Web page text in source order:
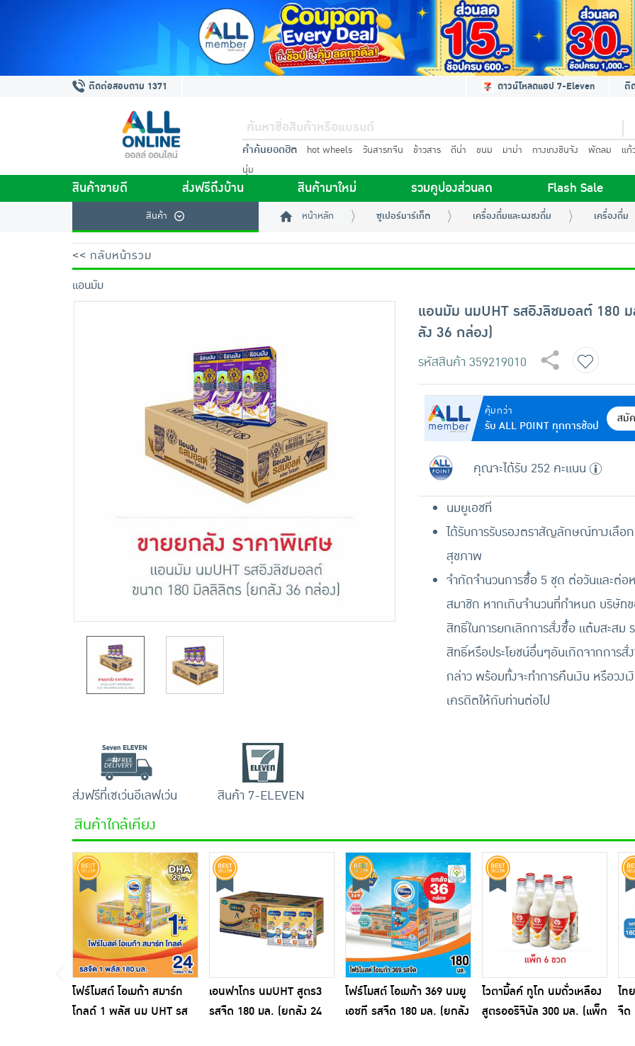
ติดต่อสอบถาม 1371 ดาวน์โหลดแอป 7-Eleven ติ
คำค้นยอดฮิต hot wheels วันสารทจีน ข้าวสาร ดีน่า ขนม มาม่า กางเกงชินจัง พัดลม แก้
นุ่ม
สินค้าขายดี ส่งฟรีถึงบ้าน สินค้ามาใหม่ รวมคูปองส่วนลด Flash Sale
สินค้า หน้าหลัก ซูเปอร์มาร์เก็ต เครื่องดื่มและผงชงดื่ม เครื่องดื่ม
<< กลับหน้ารวม
แอนมัม
แอนมัม นมUHT รสอิงลิชมอลต์ 180
ลัง 36 กล่อง)
รหัสสินค้า 359219010
คุ้มกว่า
รับ ALL POINT ทุกการช้อป
สมั
คุณจะได้รับ 252 คะแนน
นมยูเอชที
ได้รับการรับรองตราสัญลักษณ์ทางเลือ
สุขภาพ
จำกัดจำนวนการซื้อ 5 ชุด ต่อวันและต่อ
สมาชิก หากเกินจำนวนที่กำหนด บริษัท
สิทธิ์ในการยกเลิกการสั่งซื้อ แต้มสะสม
สิทธิ์หรือประโยชน์อื่นๆอันเกิดจากการสั่
กล่าว พร้อมทั้งจะทำการคืนเงิน หรือวงเ
เครดิตให้กับท่านต่อไป
ส่งฟรีที่เซเว่นอีเลฟเว่น สินค้า 7-ELEVEN
สินค้าใกล้เคียง
โฟร์โมสต์ โอเมก้า สมาร์ท
โกลด์ 1 พลัส นม UHT รส
เอนฟาโกร นมUHT สูตร3
รสจืด 180 มล. (ยกลัง 24
โฟร์โมสต์ โอเมก้า 369 นมยู
เอชที รสจืด 180 มล. (ยกลัง
ไวตามิ้ลค์ ทูโก นมถั่วเหลือง
สูตรออริจินัล 300 มล. (แพ็ก
ไท
จืด